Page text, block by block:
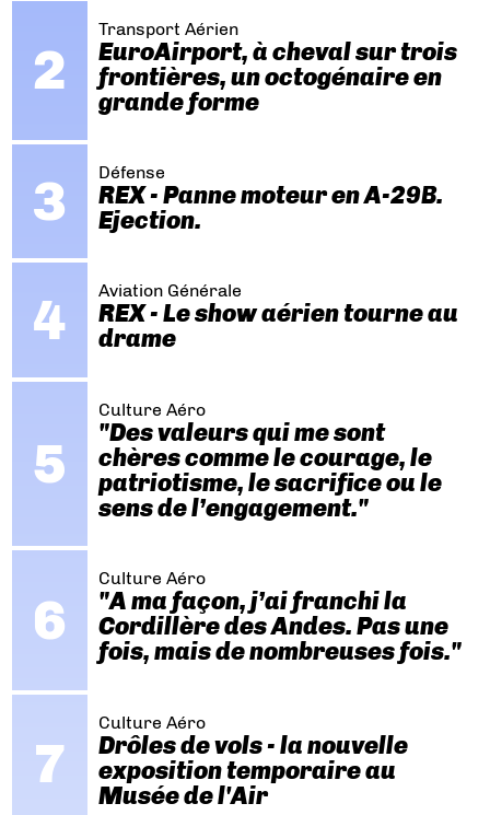
Transport Aérien
EuroAirport, à cheval sur trois
frontières, un octogénaire en
grande forme
Défense
REX - Panne moteur en A-29B.
Ejection.
Aviation Générale
REX - Le show aérien tourne au
drame
Culture Aéro
"Des valeurs qui me sont
chères comme le courage, le
patriotisme, le sacrifice ou le
sens de l’engagement."
Culture Aéro
"A ma façon, j’ai franchi la
Cordillère des Andes. Pas une
fois, mais de nombreuses fois."
Culture Aéro
Drôles de vols - la nouvelle
exposition temporaire au
Musée de l'Air